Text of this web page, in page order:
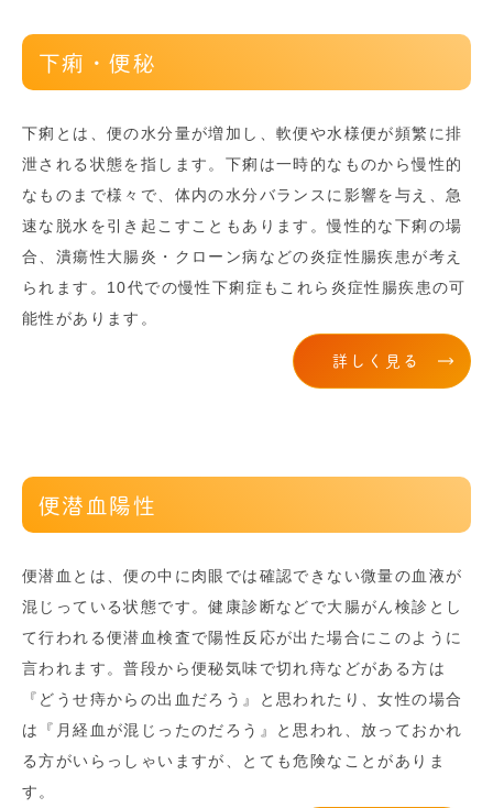
下痢・便秘
下痢とは、便の水分量が増加し、軟便や水様便が頻繁に排
泄される状態を指します。下痢は一時的なものから慢性的
なものまで様々で、体内の水分バランスに影響を与え、急
速な脱水を引き起こすこともあります。慢性的な下痢の場
合、潰瘍性大腸炎・クローン病などの炎症性腸疾患が考え
られます。10代での慢性下痢症もこれら炎症性腸疾患の可
能性があります。
詳しく見る
便潜血陽性
便潜血とは、便の中に肉眼では確認できない微量の血液が
混じっている状態です。健康診断などで大腸がん検診とし
て行われる便潜血検査で陽性反応が出た場合にこのように
言われます。普段から便秘気味で切れ痔などがある方は
『どうせ痔からの出血だろう』と思われたり、女性の場合
は『月経血が混じったのだろう』と思われ、放っておかれ
る方がいらっしゃいますが、とても危険なことがありま
す。